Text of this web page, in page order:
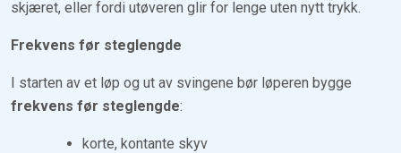
skjæret, eller fordi utøveren glir for lenge uten nytt trykk.
Frekvens før steglengde
I starten av et løp og ut av svingene bør løperen bygge
frekvens før steglengde:
korte, kontante skyv